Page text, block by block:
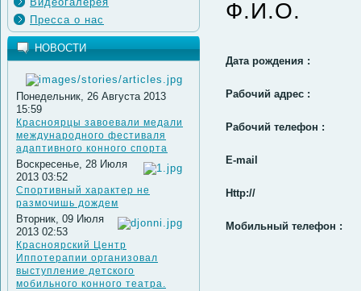
Пресса о нас
НОВОСТИ
Понедельник, 26 Августа 2013
15:59
Красноярцы завоевали медали
международного фестиваля
адаптивного конного спорта
Воскресенье, 28 Июля
2013 03:52
Спортивный характер не
размочишь дождем
Вторник, 09 Июля
2013 02:53
Красноярский Центр
Иппотерапии организовал
выступление детского
мобильного конного театра.
Ф.И.О.
Дата рождения :
Рабочий адрес :
Рабочий телефон :
E-mail
Http://
Мобильный телефон :